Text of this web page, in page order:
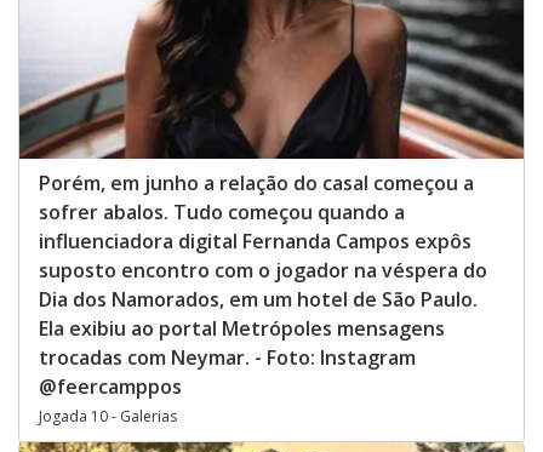
Porém, em junho a relação do casal começou a
sofrer abalos. Tudo começou quando a
influenciadora digital Fernanda Campos expôs
suposto encontro com o jogador na véspera do
Dia dos Namorados, em um hotel de São Paulo.
Ela exibiu ao portal Metrópoles mensagens
trocadas com Neymar. - Foto: Instagram
@feercamppos
Jogada 10 - Galerias